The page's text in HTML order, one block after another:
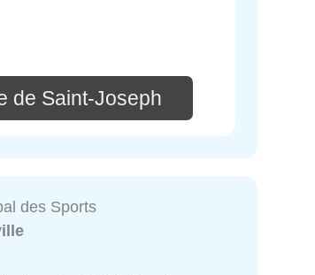
de Saint-Joseph
des Sports